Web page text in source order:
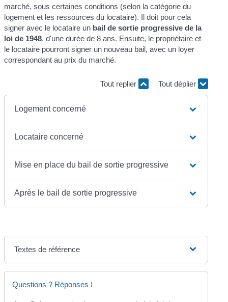
marché, sous certaines conditions (selon la catégorie du
logement et les ressources du locataire). Il doit pour cela
signer avec le locataire un bail de sortie progressive de la
loi de 1948, d'une durée de 8 ans. Ensuite, le propriétaire et
le locataire pourront signer un nouveau bail, avec un loyer
correspondant au prix du marché.
Tout replier Tout déplier
Logement concerné
Locataire concerné
Mise en place du bail de sortie progressive
Après le bail de sortie progressive
Textes de référence
Questions ? Réponses !